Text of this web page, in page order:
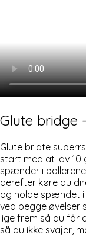
Glute bridge
Glute bridte
start med at lav 10
spænder i
derefter køre du
og holde spændet i
ved begge øvelser
lige frem så du får
så du ikke svajer,